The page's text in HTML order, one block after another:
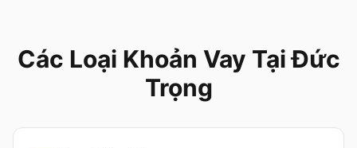
Các Loại Khoản Vay Tại Đức
Trọng